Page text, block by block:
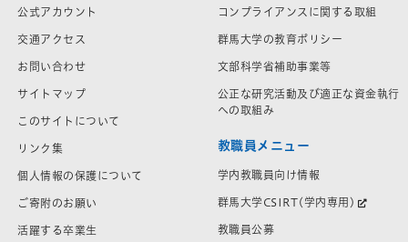
公式アカウント
交通アクセス
お問い合わせ
サイトマップ
このサイトについて
リンク集
個人情報の保護について
ご寄附のお願い
活躍する卒業生
コンプライアンスに関する取組
群馬大学の教育ポリシー
文部科学省補助事業等
公正な研究活動及び適正な資金執行
への取組み
教職員メニュー
学内教職員向け情報
群馬大学CSIRT(学内専用)
教職員公募